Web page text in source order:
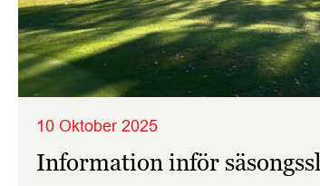
10 Oktober 2025
Information inför